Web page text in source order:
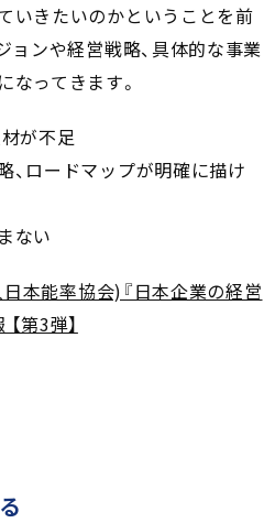
いきたいのかということを前
ョンや経営戦略、具体的な事業
なってきます。
が不足
、ロードマップが明確に描け
ない
日本能率協会)『日本企業の経営
第3弾】